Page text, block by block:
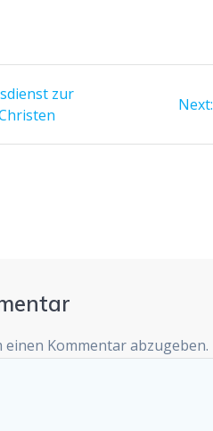
zur
Next:
einen Kommentar abzugeben.